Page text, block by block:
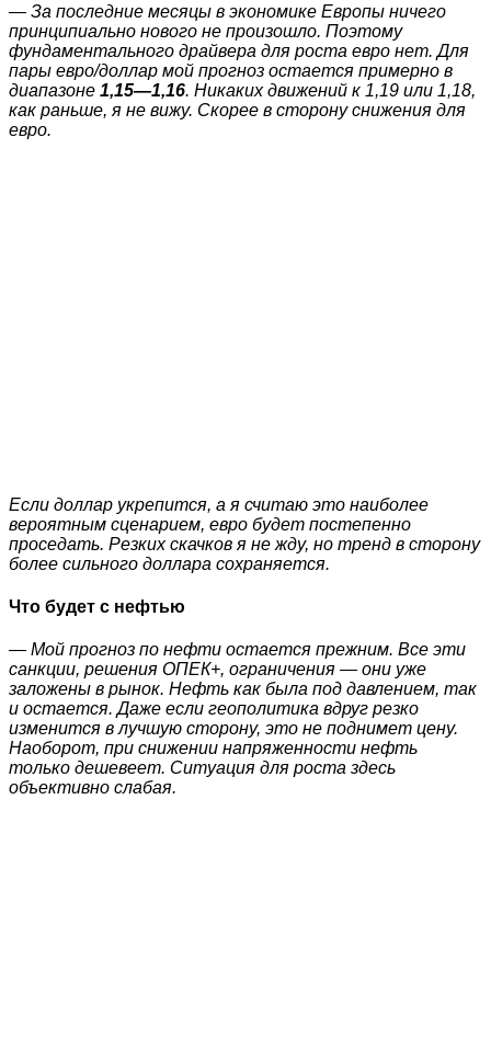
— За последние месяцы в экономике Европы ничего
принципиально нового не произошло. Поэтому
фундаментального драйвера для роста евро нет. Для
пары евро/доллар мой прогноз остается примерно в
диапазоне 1,15—1,16. Никаких движений к 1,19 или 1,18,
как раньше, я не вижу. Скорее в сторону снижения для
евро.
Если доллар укрепится, а я считаю это наиболее
вероятным сценарием, евро будет постепенно
проседать. Резких скачков я не жду, но тренд в сторону
более сильного доллара сохраняется.
Что будет с нефтью
— Мой прогноз по нефти остается прежним. Все эти
санкции, решения ОПЕК+, ограничения — они уже
заложены в рынок. Нефть как была под давлением, так
и остается. Даже если геополитика вдруг резко
изменится в лучшую сторону, это не поднимет цену.
Наоборот, при снижении напряженности нефть
только дешевеет. Ситуация для роста здесь
объективно слабая.